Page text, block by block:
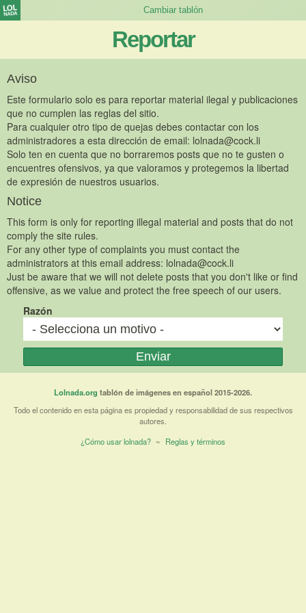
Reportar
Aviso
Este formulario solo es para reportar material ilegal y publicaciones
que no cumplen las reglas del sitio.
Para cualquier otro tipo de quejas debes contactar con los
administradores a esta dirección de email: lolnada@cock.li
Solo ten en cuenta que no borraremos posts que no te gusten o
encuentres ofensivos, ya que valoramos y protegemos la libertad
de expresión de nuestros usuarios.
Notice
This form is only for reporting illegal material and posts that do not
comply the site rules.
For any other type of complaints you must contact the
administrators at this email address: lolnada@cock.li
Just be aware that we will not delete posts that you don't like or find
offensive, as we value and protect the free speech of our users.
Razón
Lolnada.org tablón de imágenes en español 2015-2026.
Todo el contenido en esta página es propiedad y responsabilidad de sus respectivos
autores.
¿Cómo usar lolnada? ~ Reglas y términos